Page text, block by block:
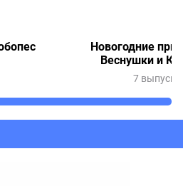
Новогодние
Веснушки и
7